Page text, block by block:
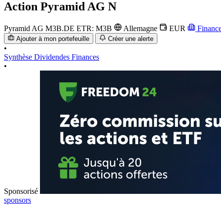
Action Pyramid AG N
Pyramid AG M3B.DE ETR: M3B Allemagne EUR
Ajouter à mon portefeuille Créer une alerte
•
Synthèse Dividendes Finances
•
Sponsorisé
sponsors